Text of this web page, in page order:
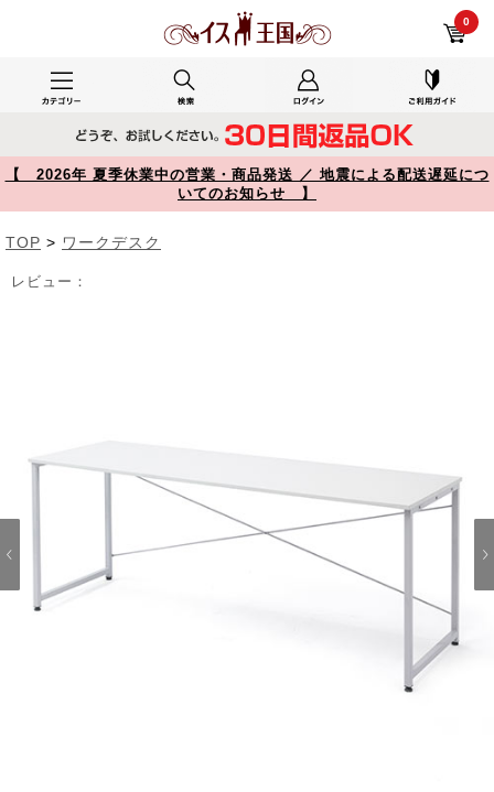
0
【 2026年 夏季休業中の営業・商品発送 ／ 地震による配送遅延につ
いてのお知らせ 】
TOP > ワークデスク
レビュー：